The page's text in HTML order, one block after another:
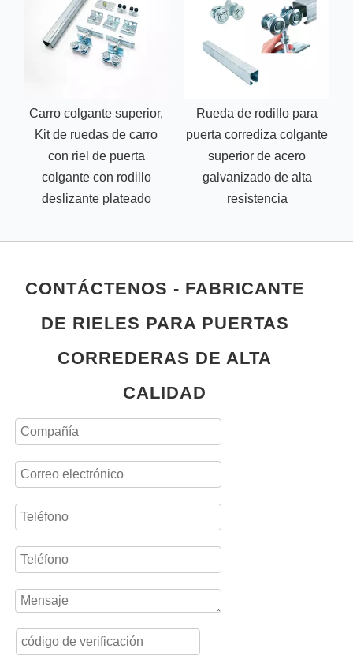
Carro colgante superior,
Kit de ruedas de carro
con riel de puerta
colgante con rodillo
deslizante plateado
Rueda de rodillo para
puerta corrediza colgante
superior de acero
galvanizado de alta
resistencia
CONTÁCTENOS - FABRICANTE
DE RIELES PARA PUERTAS
CORREDERAS DE ALTA
CALIDAD